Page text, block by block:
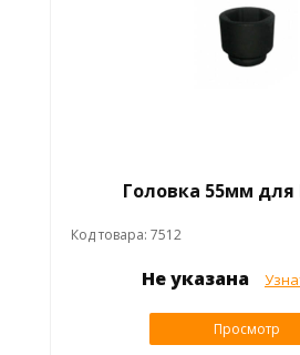
Головка 55мм для
Код товара: 7512
Не указана
Просмотр